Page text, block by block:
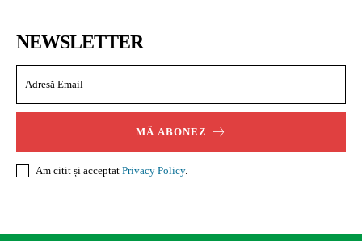
NEWSLETTER
MĂ ABONEZ
Am citit și acceptat Privacy Policy.